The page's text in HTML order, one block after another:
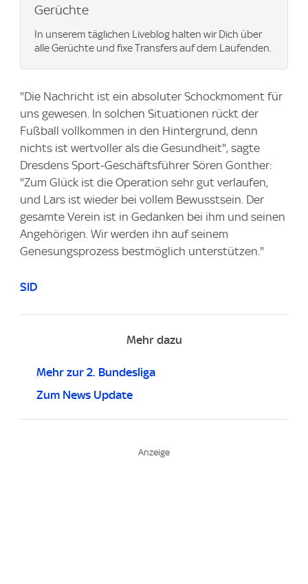
Gerüchte
In unserem täglichen Liveblog halten wir Dich über
alle Gerüchte und fixe Transfers auf dem Laufenden.
"Die Nachricht ist ein absoluter Schockmoment für
uns gewesen. In solchen Situationen rückt der
Fußball vollkommen in den Hintergrund, denn
nichts ist wertvoller als die Gesundheit", sagte
Dresdens Sport-Geschäftsführer Sören Gonther:
"Zum Glück ist die Operation sehr gut verlaufen,
und Lars ist wieder bei vollem Bewusstsein. Der
gesamte Verein ist in Gedanken bei ihm und seinen
Angehörigen. Wir werden ihn auf seinem
Genesungsprozess bestmöglich unterstützen."
SID
Mehr dazu
Mehr zur 2. Bundesliga
Zum News Update